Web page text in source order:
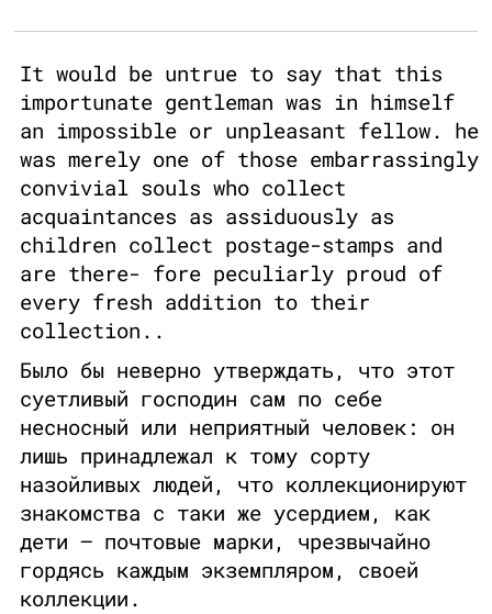
It would be untrue to say that this
importunate gentleman was in himself
an impossible or unpleasant fellow. he
was merely one of those embarrassingly
convivial souls who collect
acquaintances as assiduously as
children collect postage-stamps and
are there- fore peculiarly proud of
every fresh addition to their
collection..
Было бы неверно утверждать, что этот
суетливый господин сам по себе
несносный или неприятный человек: он
лишь принадлежал к тому сорту
назойливых людей, что коллекционируют
знакомства с таки же усердием, как
дети — почтовые марки, чрезвычайно
гордясь каждым экземпляром, своей
коллекции.